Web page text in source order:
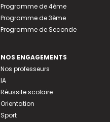
Programme de 4ème
Programme de 3ème
Programme de Seconde
NOS ENGAGEMENTS
Nos professeurs
IA
Réussite scolaire
Orientation
Sport